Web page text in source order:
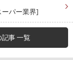
パー業界]
記事 一覧